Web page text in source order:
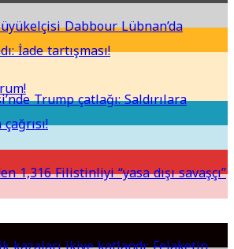
Dabbour Lübnan’da
İade tartışması!
Trump çatlağı: Saldırılara
1,316 Filistinliyi “yasa dışı savaşçı”